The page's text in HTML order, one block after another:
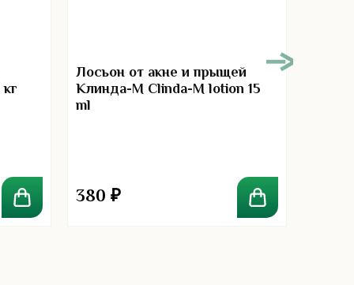
Лосьон от акне и прыщей
Клинда-М Clinda-M lotion 15
ml
380 ₽